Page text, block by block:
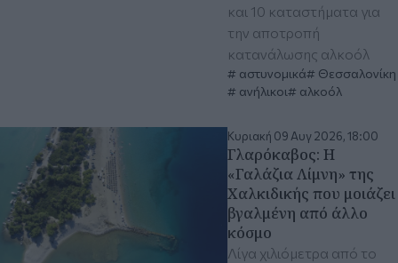
και 10 καταστήματα για
την αποτροπή
κατανάλωσης αλκοόλ
αστυνομικά
Θεσσαλονίκη
ανήλικοι
αλκοόλ
Κυριακή 09 Αυγ 2026, 18:00
Γλαρόκαβος: Η
«Γαλάζια Λίμνη» της
Χαλκιδικής που μοιάζει
βγαλμένη από άλλο
κόσμο
Λίγα χιλιόμετρα από το